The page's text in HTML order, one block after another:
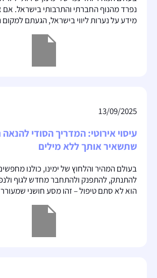
נפרד מהנוף החברתי והתרבותי בישראל.
מידע על נערות ליווי בישראל, הגעתם
13/09/2025
עיסוי אירוטי: המדריך הסודי
שתשאיר אותך ללא מילים
בעולם המהיר והלחוץ של ימינו, כולנו
להתנתק, להתפנק ולהתחבר מחדש לגוף
הוא לא סתם טיפול – זהו מסע חושני